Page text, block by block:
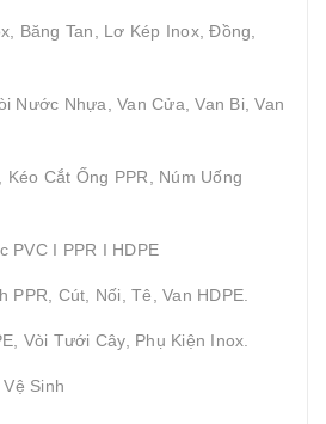
Băng Tan, Lơ Kép Inox, Đồng,
Nước Nhựa, Van Cửa, Van Bi, Van
Kéo Cắt Ống PPR, Núm Uống
PVC I PPR I HDPE
PPR, Cút, Nối, Tê, Van HDPE.
Vòi Tưới Cây, Phụ Kiện Inox.
Sinh